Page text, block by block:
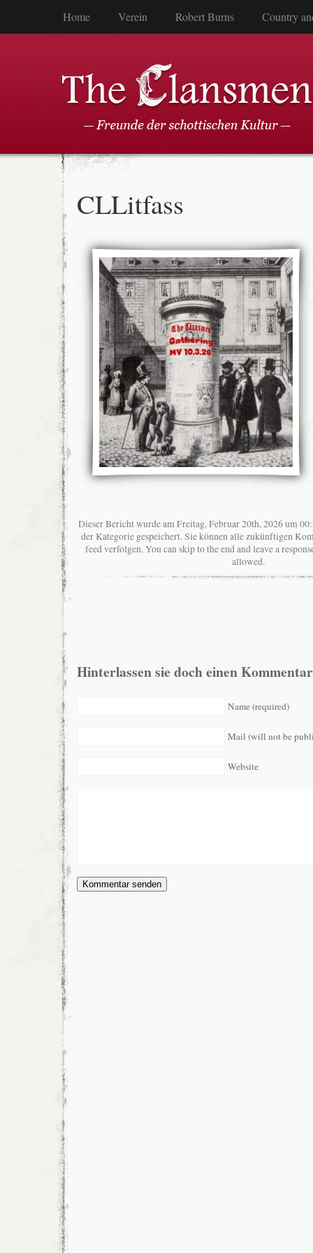
Home Verein Robert Burns Country
CLLitfass
Dieser Bericht wurde am Freitag, Februar 20th, 2026 um
der Kategorie gespeichert. Sie können alle zukünftigen
feed verfolgen. You can skip to the end and leave a
allowed.
Hinterlassen sie doch einen
Name (required)
Mail (will not be
Website